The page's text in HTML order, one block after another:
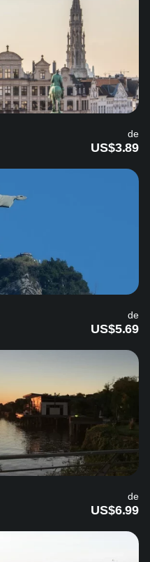
de
US$3.89
de
US$5.69
de
US$6.99